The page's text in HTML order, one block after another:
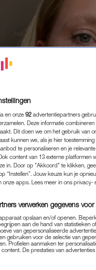
OP HET
REAL
en onze 92 advertentiepartners
Deze informatie
Dit doen we om het gebruik van
kunnen we, als je hier
te personaliseren en je
content van 13 externe platformen
in. Door op "Akkoord" te klikken,
“Instellen”. Jouw keuze kun je
onze apps. Lees meer in ons privacy-
verwerken gegevens
opslaan en/of openen.
aan de hand van statistieken
van gepersonaliseerde
gebruiken voor de selectie van
Profielen aanmaken ter
De prestaties van advertenties